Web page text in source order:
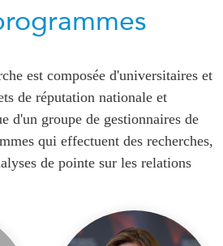
est composée d'universitaires et
de réputation nationale et
d'un groupe de gestionnaires de
qui effectuent des recherches,
de pointe sur les relations